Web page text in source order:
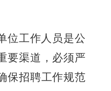
位工作人员是公
要渠道，必须严
保招聘工作规范